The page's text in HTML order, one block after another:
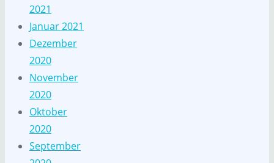
2021
Januar 2021
Dezember
2020
November
2020
Oktober
2020
September